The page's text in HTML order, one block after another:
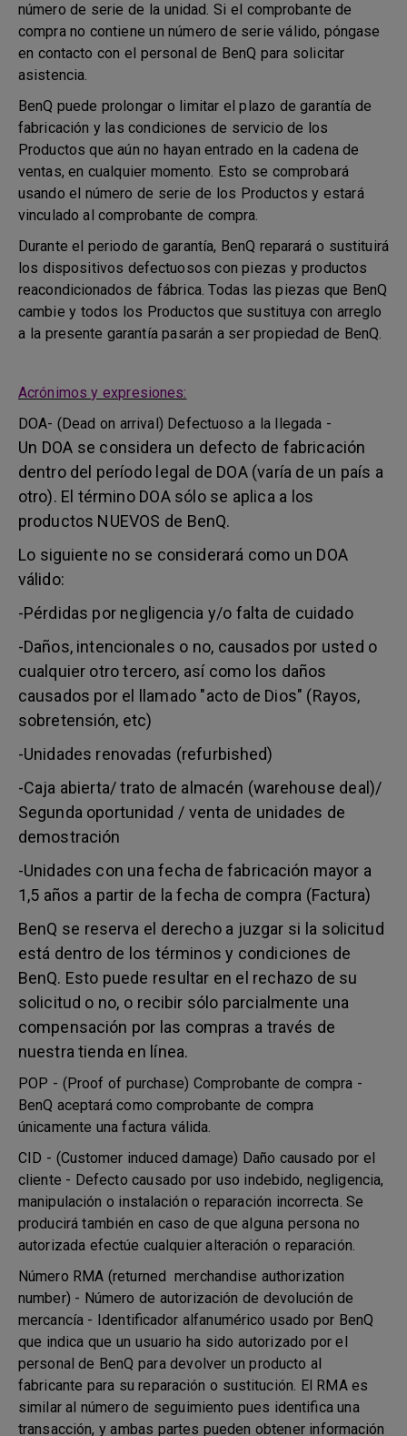
número de serie de la unidad. Si el comprobante de
compra no contiene un número de serie válido, póngase
en contacto con el personal de BenQ para solicitar
asistencia.
BenQ puede prolongar o limitar el plazo de garantía de
fabricación y las condiciones de servicio de los
Productos que aún no hayan entrado en la cadena de
ventas, en cualquier momento. Esto se comprobará
usando el número de serie de los Productos y estará
vinculado al comprobante de compra.
Durante el periodo de garantía, BenQ reparará o sustituirá
los dispositivos defectuosos con piezas y productos
reacondicionados de fábrica. Todas las piezas que BenQ
cambie y todos los Productos que sustituya con arreglo
a la presente garantía pasarán a ser propiedad de BenQ.
Acrónimos y expresiones:
DOA- (Dead on arrival) Defectuoso a la llegada -
Un DOA se considera un defecto de fabricación
dentro del período legal de DOA (varía de un país a
otro). El término DOA sólo se aplica a los
productos NUEVOS de BenQ.
Lo siguiente no se considerará como un DOA
válido:
-Pérdidas por negligencia y/o falta de cuidado
-Daños, intencionales o no, causados por usted o
cualquier otro tercero, así como los daños
causados por el llamado "acto de Dios" (Rayos,
sobretensión, etc)
-Unidades renovadas (refurbished)
-Caja abierta/ trato de almacén (warehouse deal)/
Segunda oportunidad / venta de unidades de
demostración
-Unidades con una fecha de fabricación mayor a
1,5 años a partir de la fecha de compra (Factura)
BenQ se reserva el derecho a juzgar si la solicitud
está dentro de los términos y condiciones de
BenQ. Esto puede resultar en el rechazo de su
solicitud o no, o recibir sólo parcialmente una
compensación por las compras a través de
nuestra tienda en línea.
POP - (Proof of purchase) Comprobante de compra -
BenQ aceptará como comprobante de compra
únicamente una factura válida.
CID - (Customer induced damage) Daño causado por el
cliente - Defecto causado por uso indebido, negligencia,
manipulación o instalación o reparación incorrecta. Se
producirá también en caso de que alguna persona no
autorizada efectúe cualquier alteración o reparación.
Número RMA (returned merchandise authorization
number) - Número de autorización de devolución de
mercancía - Identificador alfanumérico usado por BenQ
que indica que un usuario ha sido autorizado por el
personal de BenQ para devolver un producto al
fabricante para su reparación o sustitución. El RMA es
similar al número de seguimiento pues identifica una
transacción, y ambas partes pueden obtener información